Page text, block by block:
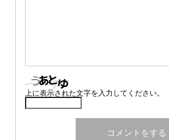
上に表示された文字を入力してください。